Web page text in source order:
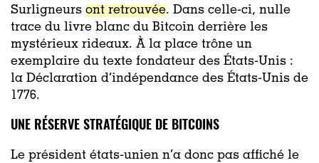
Surligneurs ont retrouvée. Dans celle-ci, nulle
trace du livre blanc du Bitcoin derrière les
mystérieux rideaux. À la place trône un
exemplaire du texte fondateur des États-Unis :
la Déclaration d’indépendance des États-Unis de
1776.
UNE RÉSERVE STRATÉGIQUE DE BITCOINS
Le président états-unien n’a donc pas affiché le